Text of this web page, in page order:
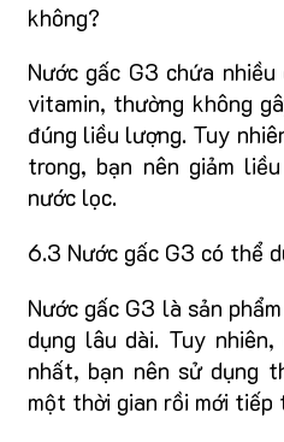
không?
Nước gấc G3 chứa
vitamin, thường không
đúng liều lượng. Tuy
trong, bạn nên giảm
nước lọc.
6.3 Nước gấc G3 có thể
Nước gấc G3 là sản
dụng lâu dài. Tuy
nhất, bạn nên sử dụng
một thời gian rồi mới tiếp